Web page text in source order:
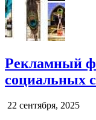
Рекламный
социальных
22 сентября, 2025